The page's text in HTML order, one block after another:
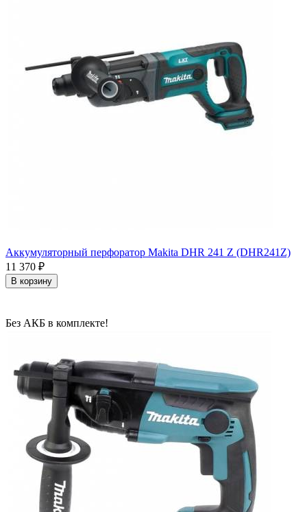
Аккумуляторный перфоратор Makita DHR 241 Z (DHR241Z)
11 370 ₽
В корзину
Без АКБ в комплекте!